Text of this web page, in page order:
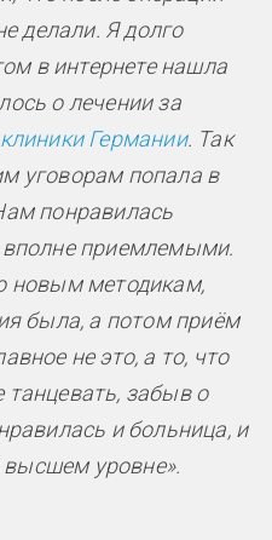
делали. Я долго
в интернете нашла
о лечении за
клиники Германии. Так
уговорам попала в
понравилась
приемлемыми.
новым методикам,
была, а потом приём
не это, а то, что
забыв о
и больница, и
высшем уровне».